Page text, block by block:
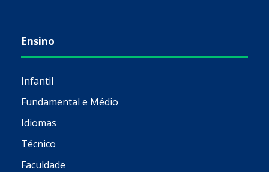
Ensino
Infantil
Fundamental e Médio
Idiomas
Técnico
Faculdade